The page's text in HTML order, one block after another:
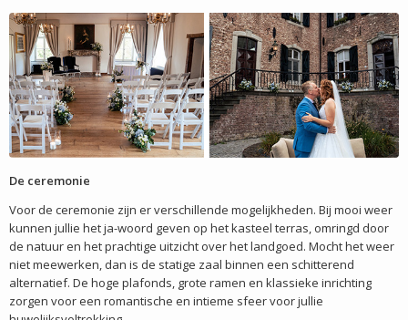
De ceremonie
Voor de ceremonie zijn er verschillende mogelijkheden. Bij mooi weer
kunnen jullie het ja-woord geven op het kasteel terras, omringd door
de natuur en het prachtige uitzicht over het landgoed. Mocht het weer
niet meewerken, dan is de statige zaal binnen een schitterend
alternatief. De hoge plafonds, grote ramen en klassieke inrichting
zorgen voor een romantische en intieme sfeer voor jullie